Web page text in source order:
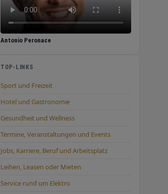
Antonio Peronace
TOP-LINKS
Sport und Freizeit
Hotel und Gastronomie
Gesundheit und Wellness
Termine, Veranstaltungen und Events
Jobs, Karriere, Beruf und Arbeitsplatz
Leihen, Leasen oder Mieten
Service rund um Elektro